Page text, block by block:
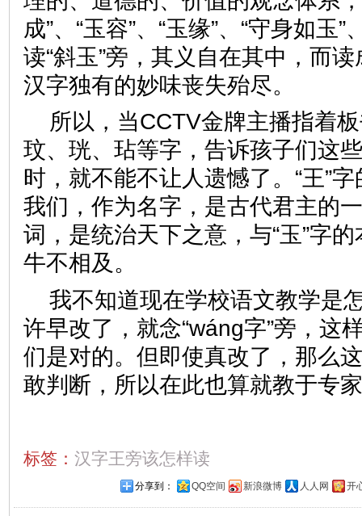
成”、“玉容”、“玉缘”、“守身如玉”
读“斜玉”旁，其义自在其中，而读
汉字独有的妙味丧失殆尽。
所以，当CCTV金牌主播指着
玟、珖、玷等字，告诉孩子们这
时，就不能不让人遗憾了。“王”
我们，作为名字，是古代君主的
词，是统治天下之意，与“玉”字
牛不相及。
我不知道现在学校语文教学是
许早改了，就念“wáng字”旁，这
们是对的。但即使真改了，那么
敢判断，所以在此也算就教于专
标签： 汉字王旁该怎样读
分享到： QQ空间 新浪微博 人人网 开